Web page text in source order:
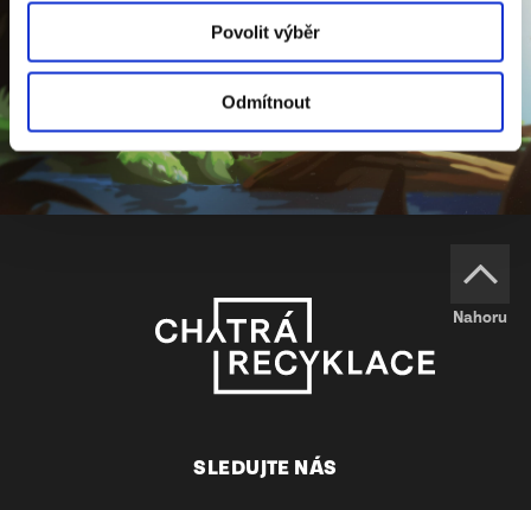
Povolit výběr
Odmítnout
Nahoru
SLEDUJTE NÁS